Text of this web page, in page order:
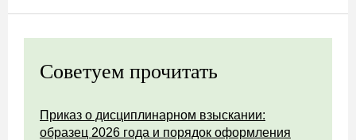
Советуем прочитать
Приказ о дисциплинарном взыскании:
образец 2026 года и порядок оформления